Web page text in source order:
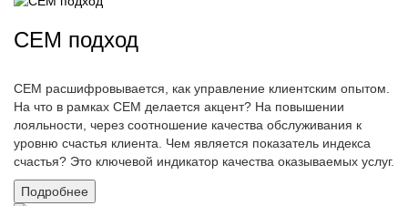
CEM подход
CEM расшифровывается, как управление клиентским опытом.
На что в рамках CEM делается акцент? На повышении
лояльности, через соотношение качества обслуживания к
уровню счастья клиента. Чем является показатель индекса
счастья? Это ключевой индикатор качества оказываемых услуг.
Подробнее